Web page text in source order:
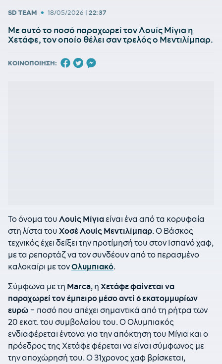
SD TEAM • 18/05/2026 | 22:37
Με αυτό το ποσό παραχωρεί τον Λουίς Μίγια η
Χετάφε, τον οποίο θέλει σαν τρελός ο Μεντιλίμπαρ.
ΚΟΙΝΟΠΟΙΗΣΗ:
Το όνομα του Λουίς Μίγιαείναι ένα από τα κορυφαία
στη λίστα του Χοσέ Λουίς Μεντιλίμπαρ. Ο Βάσκος
τεχνικός έχει δείξει την προτίμησή του στον Ισπανό χαφ,
με τα ρεπορτάζ να τον συνδέουν από το περασμένο
καλοκαίρι με τονΟλυμπιακό.
Σύμφωνα με τη Marca, η Χετάφε φαίνεται να
παραχωρεί τον έμπειρο μέσο αντί 6 εκατομμυρίων
ευρώ – ποσό που απέχει σημαντικά από τη ρήτρα των
20 εκατ. του συμβολαίου του. Ο Ολυμπιακός
ενδιαφέρεται έντονα για την απόκτηση του Μίγια και ο
πρόεδρος της Χετάφε φέρεται να είναι σύμφωνος με
την αποχώρησή του. Ο 31χρονος χαφ βρίσκεται,